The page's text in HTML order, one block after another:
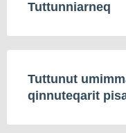
Tuttunniarneq
Tuttunut
qinnuteqarit